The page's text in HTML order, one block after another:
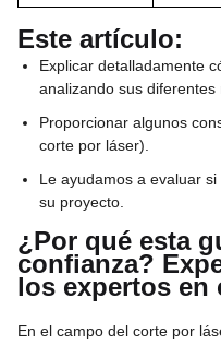
Este artículo:
Explicar detalladamente
analizando sus diferentes
Proporcionar algunos
corte por láser).
Le ayudamos a evaluar
su proyecto.
¿Por qué esta
confianza?
los expertos en
En el campo del corte por